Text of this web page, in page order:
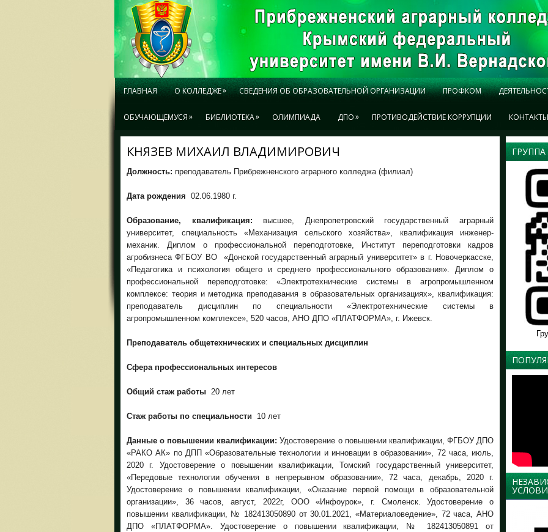
ГЛАВНАЯ О КОЛЛЕДЖЕ» СВЕДЕНИЯ ОБ ОБРАЗОВАТЕЛЬНОЙ ОРГАНИЗАЦИИ ПРОФКОМ
ОБУЧАЮЩЕМУСЯ» БИБЛИОТЕКА» ОЛИМПИАДА ДПО» ПРОТИВОДЕЙСТВИЕ КОРРУПЦИИ КОНТАКТЫ
КНЯЗЕВ МИХАИЛ ВЛАДИМИРОВИЧ
Должность: преподаватель Прибрежненского аграрного колледжа (филиал)
Дата рождения 02.06.1980 г.
Образование, квалификация: высшее, Днепропетровский государственный аграрный
университет, специальность «Механизация сельского хозяйства», квалификация инженер-
механик. Диплом о профессиональной переподготовке, Институт переподготовки кадров
агробизнеса ФГБОУ ВО «Донской государственный аграрный университет» в г. Новочеркасске,
«Педагогика и психология общего и среднего профессионального образования». Диплом о
профессиональной переподготовке: «Электротехнические системы в агропромышленном
комплексе: теория и методика преподавания в образовательных организациях», квалификация:
преподаватель дисциплин по специальности «Электротехнические системы в
агропромышленном комплексе», 520 часов, АНО ДПО «ПЛАТФОРМА», г. Ижевск.
Преподаватель общетехнических и специальных дисциплин
Сфера профессиональных интересов
Общий стаж работы 20 лет
Стаж работы по специальности 10 лет
Данные о повышении квалификации: Удостоверение о повышении квалификации, ФГБОУ ДПО
«РАКО АК» по ДПП «Образовательные технологии и инновации в образовании», 72 часа, июль,
2020 г. Удостоверение о повышении квалификации, Томский государственный университет,
«Передовые технологии обучения в непрерывном образовании», 72 часа, декабрь, 2020 г.
Удостоверение о повышении квалификации, «Оказание первой помощи в образовательной
организации», 36 часов, август, 2022г, ООО «Инфоурок», г. Смоленск. Удостоверение о
повышении квалификации, № 182413050890 от 30.01.2021, «Материаловедение», 72 часа, АНО
ДПО «ПЛАТФОРМА». Удостоверение о повышении квалификации, № 182413050891 от